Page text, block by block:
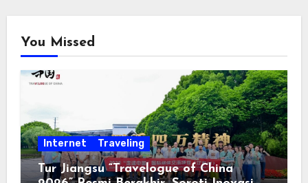
You Missed
Internet Traveling
Tur Jiangsu “Travelogue of China